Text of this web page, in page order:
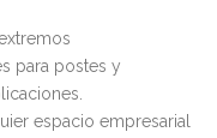
para postes y
espacio empresarial